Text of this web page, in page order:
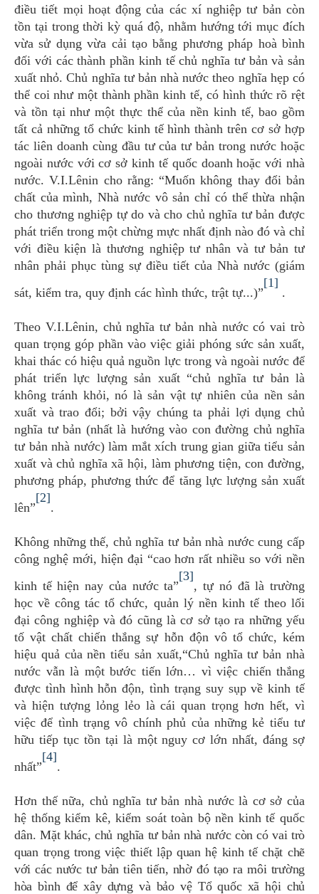
điều tiết mọi hoạt động của các xí nghiệp tư bản còn
tồn tại trong thời kỳ quá độ, nhằm hướng tới mục đích
vừa sử dụng vừa cải tạo bằng phương pháp hoà bình
đối với các thành phần kinh tếchủ nghĩa tư bảnvà sản
xuất nhỏ. Chủ nghĩa tư bản nhà nước theo nghĩa hẹp có
thể coi như một thành phần kinh tế, có hình thức rõ rệt
và tồn tại như một thực thể của nền kinh tế, bao gồm
tất cả những tổ chức kinh tế hình thành trên cơ sở hợp
tác liên doanh cùng đầu tư của tư bản trong nước hoặc
ngoài nước với cơ sở kinh tế quốc doanh hoặc với nhà
nước. V.I.Lênin cho rằng: “Muốn không thay đổi bản
chất của mình, Nhà nước vô sản chỉ có thể thừa nhận
cho thương nghiệp tự do và cho chủ nghĩa tư bản được
phát triển trong một chừng mực nhất định nào đó và chỉ
với điều kiện là thương nghiệp tư nhân và tư bản tư
nhân phải phục tùng sự điều tiết của Nhà nước (giám
sát, kiểm tra, quy định các hình thức, trật tự...)”
[1]
.
Theo V.I.Lênin, chủ nghĩa tư bản nhà nước có vai trò
quan trọng góp phần vào việc giải phóng sức sản xuất,
khai thác có hiệu quả nguồn lực trong và ngoài nước để
phát triển lực lượng sản xuất “chủ nghĩa tư bản là
không tránh khỏi, nó là sản vật tự nhiên của nền sản
xuất và trao đổi; bởi vậy chúng ta phải lợi dụng chủ
nghĩa tư bản (nhất là hướng vào con đường chủ nghĩa
tư bản nhà nước) làm mắt xích trung gian giữa tiểu sản
xuất và chủ nghĩa xã hội, làm phương tiện, con đường,
phương pháp, phương thức để tăng lực lượng sản xuất
lên”
[2]
.
Không những thế, chủ nghĩa tư bản nhà nước cung cấp
công nghệ mới, hiện đại “cao hơn rất nhiều so với nền
kinh tế hiện nay của nước ta”
[3]
, tự nó đã là trường
học về công tác tổ chức, quản lý nền kinh tế theo lối
đại công nghiệp và đó cũng là cơ sở tạo ra những yếu
tố vật chất chiến thắng sự hỗn độn vô tổ chức, kém
hiệu quả của nền tiểu sản xuất,“Chủ nghĩa tư bản nhà
nước vẫn là một bước tiến lớn… vì việc chiến thắng
được tình hình hỗn độn, tình trạng suy sụp về kinh tế
và hiện tượng lỏng lẻo là cái quan trọng hơn hết, vì
việc để tình trạng vô chính phủ của những kẻ tiểu tư
hữu tiếp tục tồn tại là một nguy cơ lớn nhất, đáng sợ
nhất”
[4]
.
Hơn thế nữa, chủ nghĩa tư bản nhà nước là cơ sở của
hệ thống kiểm kê, kiểm soát toàn bộ nền kinh tế quốc
dân. Mặt khác, chủ nghĩa tư bản nhà nước còn có vai trò
quan trọng trong việc thiết lập quan hệ kinh tế chặt chẽ
với các nước tư bản tiên tiến, nhờ đó tạo ra môi trường
hòa bình để xây dựng và bảo vệ Tổ quốc xã hội chủ